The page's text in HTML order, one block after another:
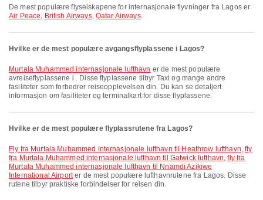
De mest populære flyselskapene for internasjonale flyvninger fra Lagos er
Air Peace, British Airways, Qatar Airways.
Hvilke er de mest populære avgangsflyplassene i Lagos?
Murtala Muhammed internasjonale lufthavn er de mest populære
avreiseflyplassene i . Disse flyplassene tilbyr Taxi og mange andre
fasiliteter som forbedrer reiseopplevelsen din. Du kan se detaljert
informasjon om fasiliteter og terminalkart for disse flyplassene.
Hvilke er de mest populære flyplassrutene fra Lagos?
fly fra Murtala Muhammed internasjonale lufthavn til Heathrow lufthavn,fly
fra Murtala Muhammed internasjonale lufthavn til Gatwick lufthavn,fly fra
Murtala Muhammed internasjonale lufthavn til Nnamdi Azikiwe
International Airporter de mest populære lufthavnrutene fra Lagos. Disse
rutene tilbyr praktiske forbindelser for reisen din.